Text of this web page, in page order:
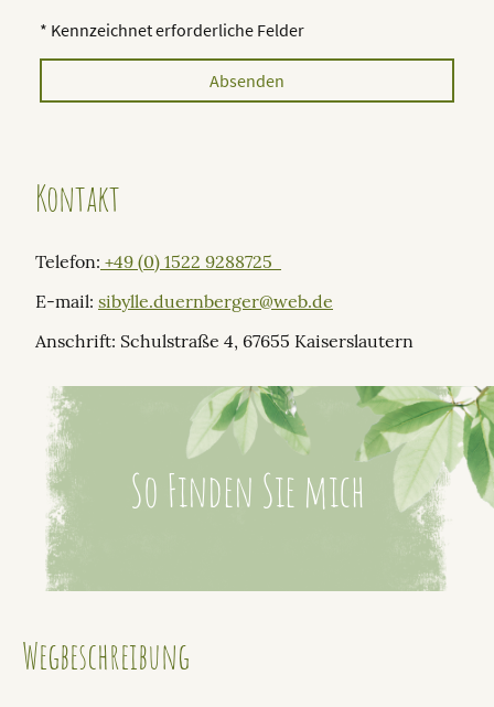
* Kennzeichnet erforderliche Felder
Absenden
Kontakt
Telefon: +49 (0) 1522 9288725
E-mail: sibylle.duernberger@web.de
Anschrift: Schulstraße 4, 67655 Kaiserslautern
So Finden Sie mich
Wegbeschreibung